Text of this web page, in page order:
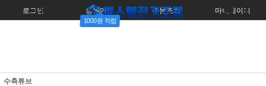
로그인 회원가입
1000원 적립
주문조회 마이페이지
수축튜브